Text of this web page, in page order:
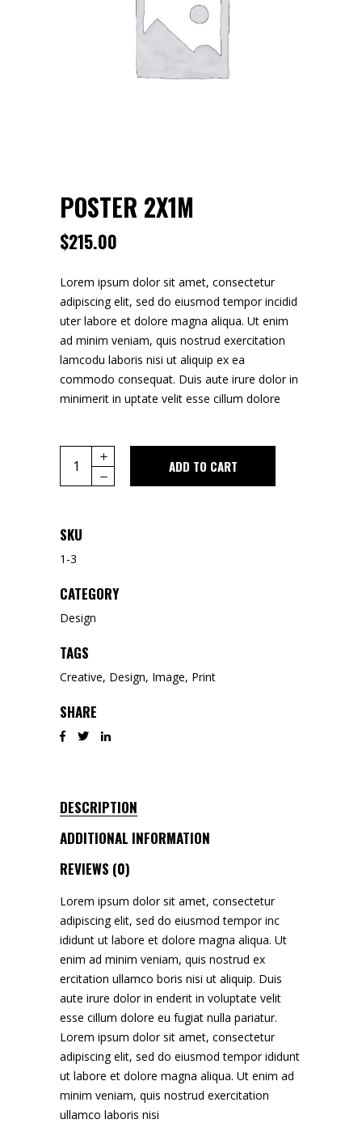
POSTER 2X1M
$215.00
Lorem ipsum dolor sit amet, consectetur
adipiscing elit, sed do eiusmod tempor incidid
uter labore et dolore magna aliqua. Ut enim
ad minim veniam, quis nostrud exercitation
lamcodu laboris nisi ut aliquip ex ea
commodo consequat. Duis aute irure dolor in
minimerit in uptate velit esse cillum dolore
2X1m
ADD TO CART
SKU
1-3
CATEGORY
Design
TAGS
Creative, Design, Image, Print
SHARE
DESCRIPTION
ADDITIONAL INFORMATION
REVIEWS (0)
Lorem ipsum dolor sit amet, consectetur
adipiscing elit, sed do eiusmod tempor inc
ididunt ut labore et dolore magna aliqua. Ut
enim ad minim veniam, quis nostrud ex
ercitation ullamco boris nisi ut aliquip. Duis
aute irure dolor in enderit in voluptate velit
esse cillum dolore eu fugiat nulla pariatur.
Lorem ipsum dolor sit amet, consectetur
adipiscing elit, sed do eiusmod tempor ididunt
ut labore et dolore magna aliqua. Ut enim ad
minim veniam, quis nostrud exercitation
ullamco laboris nisi